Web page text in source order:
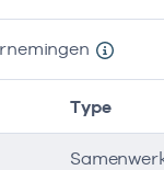
Type